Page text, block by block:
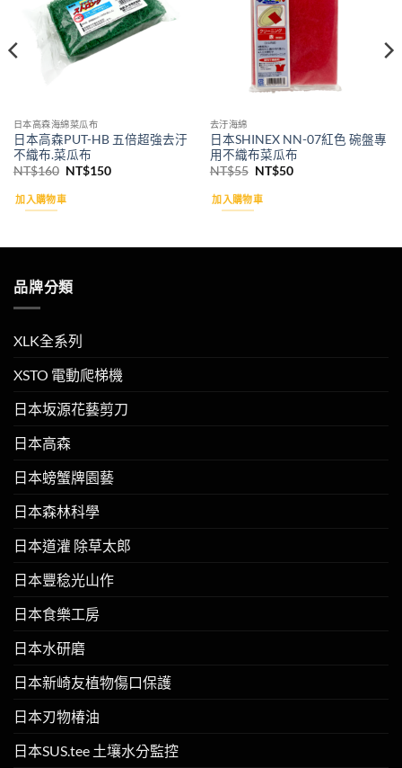
日本高森海綿菜瓜布
日本高森PUT-HB 五倍超強去汙
不織布.菜瓜布
NT$160 原
價
格：
NT$150目
加入購物車
去汙海綿
日本SHINEX NN-07紅色 碗盤專
用不織布菜瓜布
NT$55 原
價
格：
NT$50目
加入購物車
品牌分類
XLK全系列
XSTO 電動爬梯機
日本坂源花藝剪刀
日本高森
日本螃蟹牌園藝
日本森林科學
日本道灌 除草太郎
日本豐稔光山作
日本食樂工房
日本水研磨
日本新崎友植物傷口保護
日本刃物椿油
日本SUS.tee 土壤水分監控